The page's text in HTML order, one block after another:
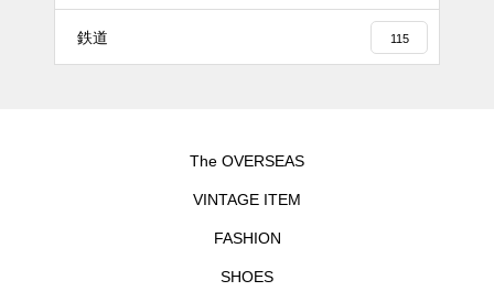
鉄道 115
The OVERSEAS
VINTAGE ITEM
FASHION
SHOES